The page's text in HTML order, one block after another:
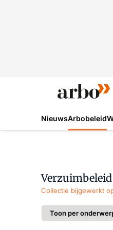
NieuwsArbobeleid
Verzuimbeleid
Collectie bijgewerkt